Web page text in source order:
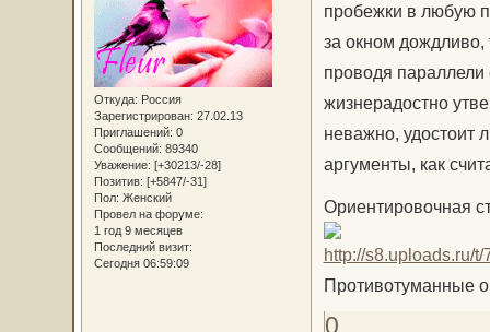
Откуда: Россия
Зарегистрирован: 27.02.13
Приглашений: 0
Сообщений: 89340
Уважение: [+30213/-28]
Позитив: [+5847/-31]
Пол: Женский
Провел на форуме:
1 год 9 месяцев
Последний визит:
Сегодня 06:59:09
пробежки в любую
за окном дождливо,
проводя
жизнерадостно
неважно, удостоит
аргументы, как
Ориентировочная
Противотуманные
0